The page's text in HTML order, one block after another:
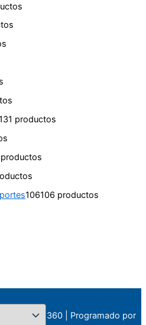
31 productos
106106 productos
Deportes 360 | Programado por